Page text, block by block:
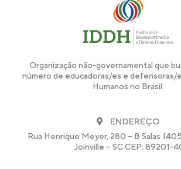
Organização não-governamental que
número de educadoras/es e defensoras/
Humanos no Brasil.
ENDEREÇO
Rua Henrique Meyer, 280 – B Salas
Joinville – SC CEP: 89201-